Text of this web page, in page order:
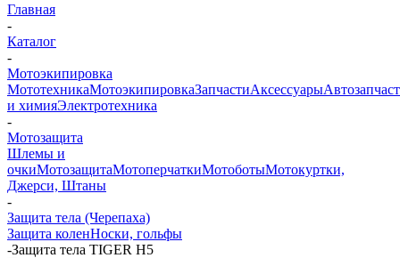
Главная
-
Каталог
-
Мотоэкипировка
МототехникаМотоэкипировкаЗапчастиАксессуары
и химияЭлектротехника
-
Мотозащита
Шлемы и
очкиМотозащитаМотоперчаткиМотоботыМотокуртки,
Джерси, Штаны
-
Защита тела (Черепаха)
Защита коленНоски, гольфы
-Защита тела TIGER H5